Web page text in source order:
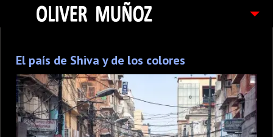
FOTOGRAFIAS
CONTACTO
PEDIDOS
El país de Shiva y de los colores